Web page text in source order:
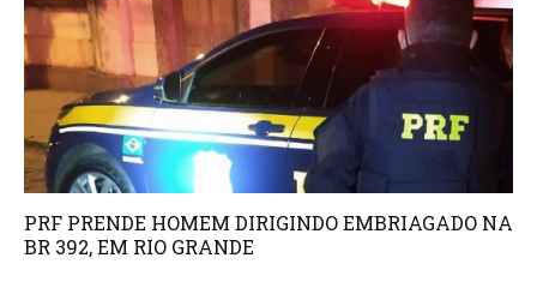
PRF PRENDE HOMEM DIRIGINDO EMBRIAGADO NA
BR 392, EM RIO GRANDE